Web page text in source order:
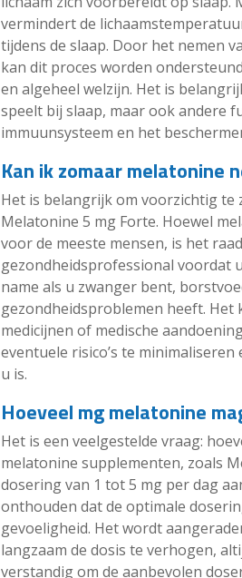
vermindert de
tijdens de slaap. Door het nemen
kan dit proces worden
en algeheel welzijn. Het is
speelt bij slaap, maar ook andere
immuunsysteem en het
Kan ik zomaar melatonine
Het is belangrijk om voorzichtig te
Melatonine 5 mg Forte. Hoewel
voor de meeste mensen, is het
gezondheidsprofessional voordat
name als u zwanger bent,
gezondheidsproblemen heeft.
medicijnen of medische
eventuele risico’s te
u is.
Hoeveel mg melatonine
Het is een veelgestelde vraag:
melatonine supplementen, zoals
dosering van 1 tot 5 mg per dag
onthouden dat de optimale
gevoeligheid. Het wordt
langzaam de dosis te verhogen,
verstandig om de aanbevolen